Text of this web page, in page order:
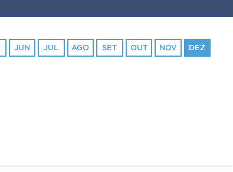
JUN JUL AGO SET OUT NOV DEZ